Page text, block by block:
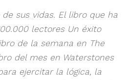
sus vidas. El libro que ha
lectores Un éxito
de la semana en The
del mes en Waterstones
ejercitar la lógica, la